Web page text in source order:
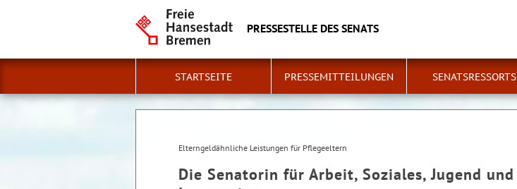
PRESSESTELLE DES SENATS
STARTSEITE PRESSEMITTEILUNGEN SENATSRESSORTS
Elterngeldähnliche Leistungen für Pflegeeltern
Die Senatorin für Arbeit, Soziales, Jugend und